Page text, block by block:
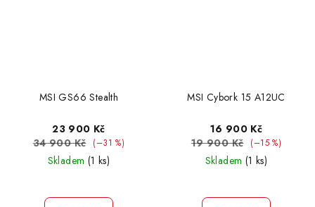
MSI GS66 Stealth
23 900 Kč
34 900 Kč (–31 %)
Skladem (1 ks)
MSI Cybork 15 A12UC
16 900 Kč
19 900 Kč (–15 %)
Skladem (1 ks)